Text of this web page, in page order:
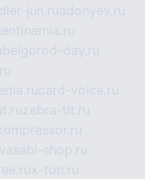
jun.ruadonyev.ru
belgorod-day.ru
card-voice.ru
zebra-tlt.ru
shop.ru
x-ton.ru